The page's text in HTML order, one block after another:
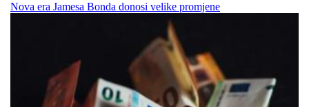
Nova era Jamesa Bonda donosi velike promjene